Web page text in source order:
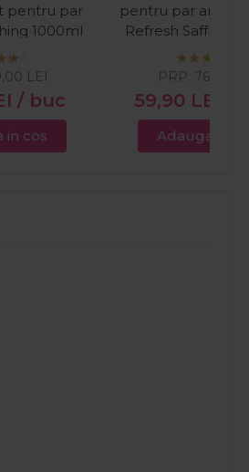
pentru par
1000ml
/ buc
LEI
in cos
pentru par aramiu
Refresh Saffron
300ml
59,90 LEI
PRP: 76,00
Adauga in